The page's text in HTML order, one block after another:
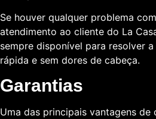
Se houver qualquer problema
atendimento ao cliente do La
sempre disponível para resolver
rápida e sem dores de cabeça.
Garantias
Uma das principais vantagens de